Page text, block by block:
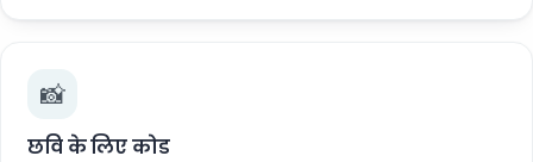
📸
छवि के लिए कोड